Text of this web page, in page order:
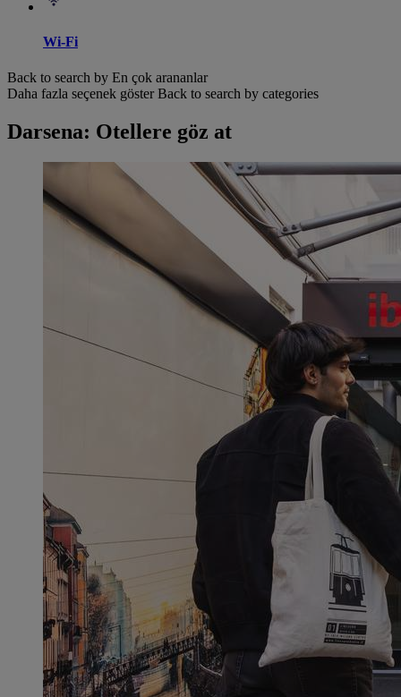
Wi-Fi
Back to search by En çok arananlar
Daha fazla seçenek göster Back to search by categories
Darsena: Otellere göz at